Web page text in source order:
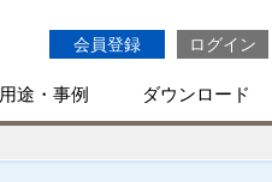
会員登録 ログイン
用途・事例 ダウンロード